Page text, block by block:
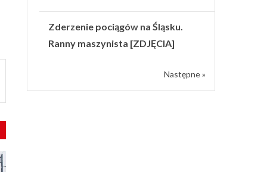
Zderzenie pociągów na Śląsku.
Ranny maszynista [ZDJĘCIA]
Następne »